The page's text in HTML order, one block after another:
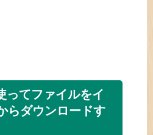
ってファイルをイ
らダウンロードす